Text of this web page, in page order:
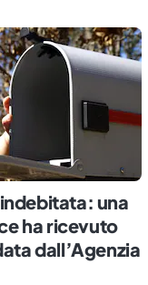
una
ha ricevuto
dall’Agenzia